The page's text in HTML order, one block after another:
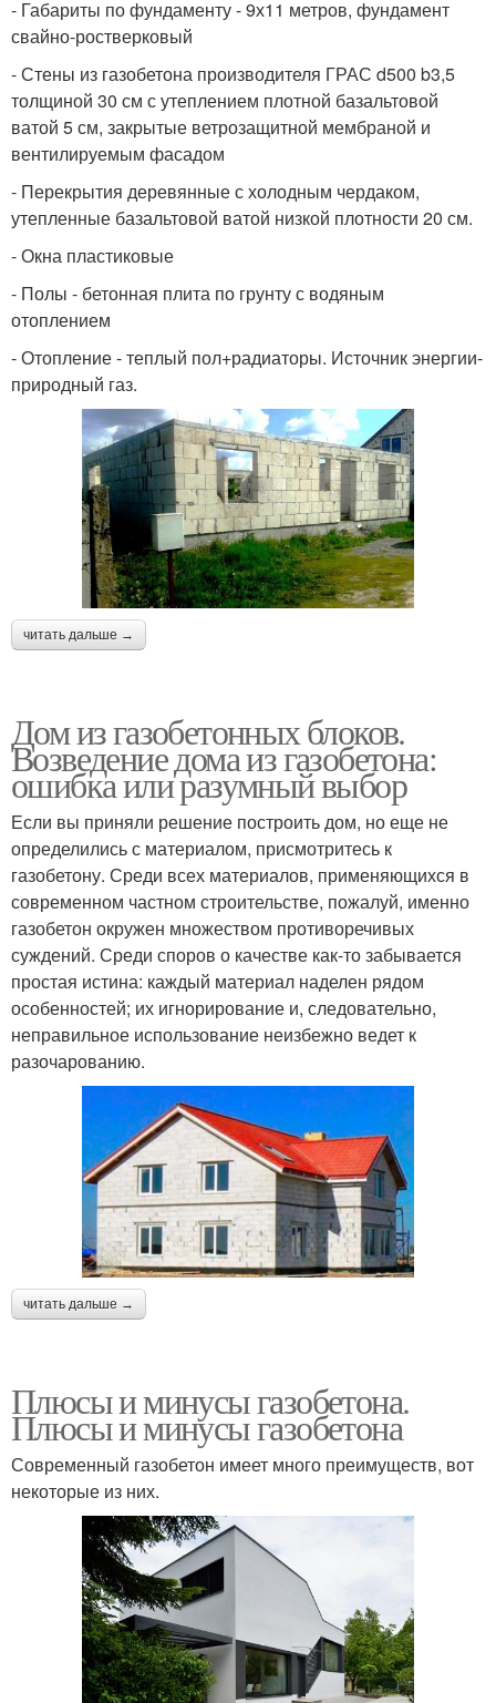
- Габариты по фундаменту - 9х11 метров, фундамент
свайно-ростверковый
- Стены из газобетона производителя ГРАС d500 b3,5
толщиной 30 см с утеплением плотной базальтовой
ватой 5 см, закрытые ветрозащитной мембраной и
вентилируемым фасадом
- Перекрытия деревянные с холодным чердаком,
утепленные базальтовой ватой низкой плотности 20 см.
- Окна пластиковые
- Полы - бетонная плита по грунту с водяным
отоплением
- Отопление - теплый пол+радиаторы. Источник энергии-
природный газ.
читать дальше →
Дом из газобетонных блоков.
Возведение дома из газобетона:
ошибка или разумный выбор
Если вы приняли решение построить дом, но еще не
определились с материалом, присмотритесь к
газобетону. Среди всех материалов, применяющихся в
современном частном строительстве, пожалуй, именно
газобетон окружен множеством противоречивых
суждений. Среди споров о качестве как-то забывается
простая истина: каждый материал наделен рядом
особенностей; их игнорирование и, следовательно,
неправильное использование неизбежно ведет к
разочарованию.
читать дальше →
Плюсы и минусы газобетона.
Плюсы и минусы газобетона
Современный газобетон имеет много преимуществ, вот
некоторые из них.